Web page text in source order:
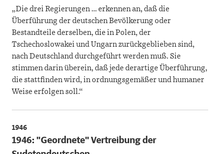
„Die drei Regierungen … erkennen an, daß die
Überführung der deutschen Bevölkerung oder
Bestandteile derselben, die in Polen, der
Tschechoslowakei und Ungarn zurückgeblieben sind,
nach Deutschland durchgeführt werden muß. Sie
stimmen darin überein, daß jede derartige Überführung,
die stattfinden wird, in ordnungsgemäßer und humaner
Weise erfolgen soll.“
1946
1946: "Geordnete" Vertreibung der